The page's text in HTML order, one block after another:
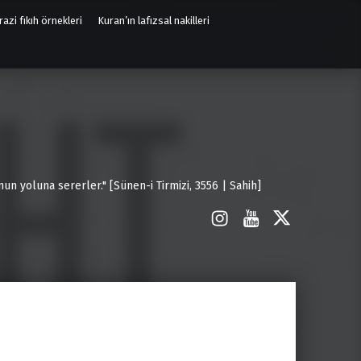
fıkıh örnekleri Kuran’ın lafızsal nakilleri
yoluna sererler." [Sünen-i Tirmizi, 3556 | Sahih]
İnstagram
Youtube